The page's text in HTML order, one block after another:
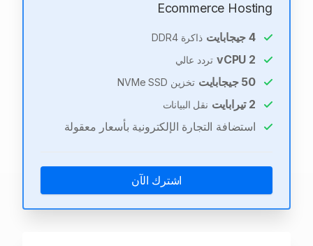
Ecommerce Hosting
4جيجابايت ذاكرة DDR4
2 تردد عالي
50 جيجابايت تخزين NVMe SSD
2 تيرابايت نقل البيانات
استضافة التجارة الإلكترونية بأسعار معقولة
اشترك الآن